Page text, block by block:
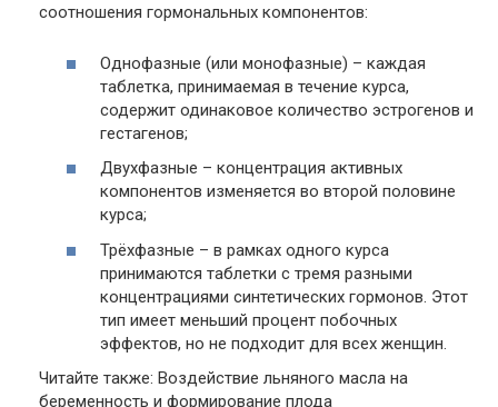
соотношения гормональных компонентов:
Однофазные (или монофазные) – каждая
таблетка, принимаемая в течение курса,
содержит одинаковое количество эстрогенов и
гестагенов;
Двухфазные – концентрация активных
компонентов изменяется во второй половине
курса;
Трёхфазные – в рамках одного курса
принимаются таблетки с тремя разными
концентрациями синтетических гормонов. Этот
тип имеет меньший процент побочных
эффектов, но не подходит для всех женщин.
Читайте также: Воздействие льняного масла на
беременность и формирование плода